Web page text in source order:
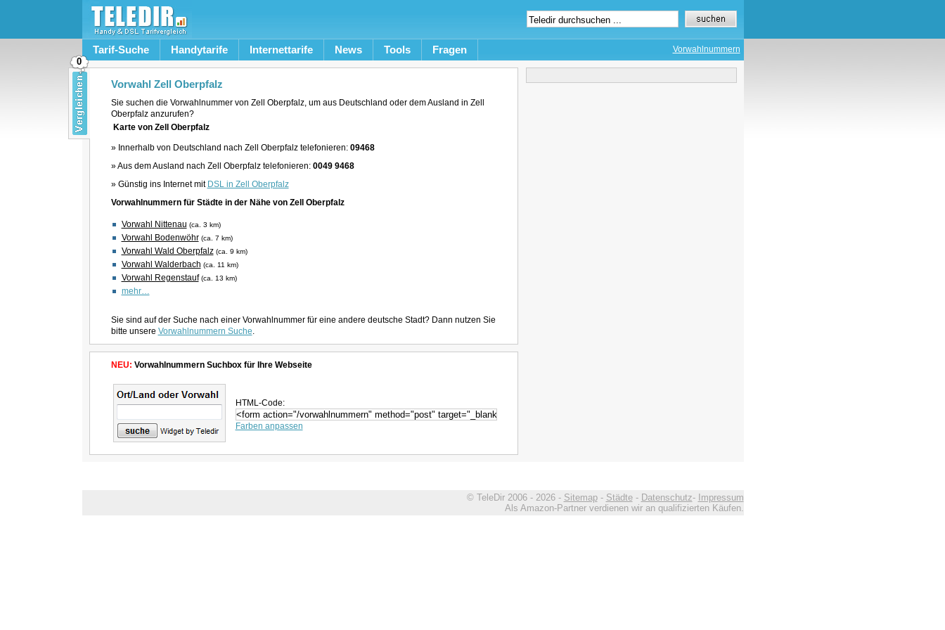
Tarif-Suche Handytarife Internettarife News Tools Fragen Vorwahlnummern
Vorwahl Zell Oberpfalz
Sie suchen die Vorwahlnummer von Zell Oberpfalz, um aus Deutschland oder dem Ausland in Zell
Oberpfalz anzurufen?
Karte von Zell Oberpfalz
» Innerhalb von Deutschland nach Zell Oberpfalz telefonieren: 09468
» Aus dem Ausland nach Zell Oberpfalz telefonieren: 0049 9468
» Günstig ins Internet mit DSL in Zell Oberpfalz
Vorwahlnummern für Städte in der Nähe von Zell Oberpfalz
Vorwahl Nittenau (ca. 3 km)
Vorwahl Bodenwöhr (ca. 7 km)
Vorwahl Wald Oberpfalz (ca. 9 km)
Vorwahl Walderbach (ca. 11 km)
Vorwahl Regenstauf (ca. 13 km)
mehr…
Sie sind auf der Suche nach einer Vorwahlnummer für eine andere deutsche Stadt? Dann nutzen Sie
bitte unsere Vorwahlnummern Suche.
NEU: Vorwahlnummern Suchbox für Ihre Webseite
HTML-Code:
Farben anpassen
© TeleDir 2006 - 2026 - Sitemap- Städte- Datenschutz- Impressum
Als Amazon-Partner verdienen wir an qualifizierten Käufen.
0